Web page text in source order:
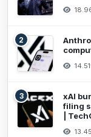
2
3
xAI
filing
|